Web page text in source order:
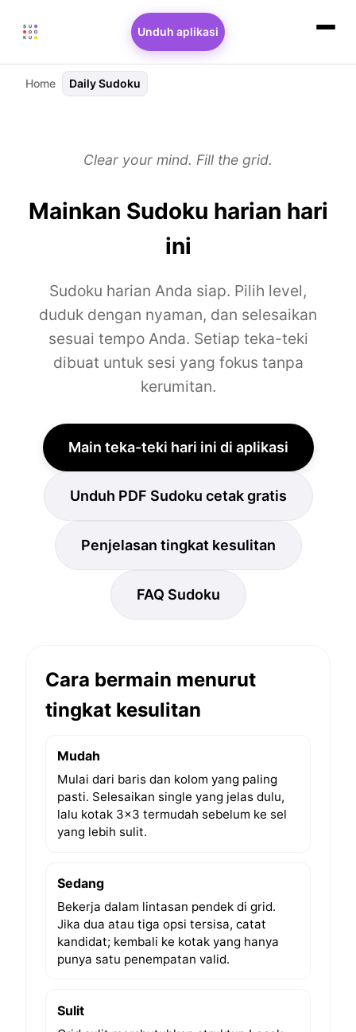
Unduh aplikasi
Home Daily Sudoku
Clear your mind. Fill the grid.
Mainkan Sudoku harian hari
ini
Sudoku harian Anda siap. Pilih level,
duduk dengan nyaman, dan selesaikan
sesuai tempo Anda. Setiap teka-teki
dibuat untuk sesi yang fokus tanpa
kerumitan.
Main teka-teki hari ini di aplikasi
Unduh PDF Sudoku cetak gratis
Penjelasan tingkat kesulitan
FAQ Sudoku
Cara bermain menurut
tingkat kesulitan
Mudah
Mulai dari baris dan kolom yang paling
pasti. Selesaikan single yang jelas dulu,
lalu kotak 3×3 termudah sebelum ke sel
yang lebih sulit.
Sedang
Bekerja dalam lintasan pendek di grid.
Jika dua atau tiga opsi tersisa, catat
kandidat; kembali ke kotak yang hanya
punya satu penempatan valid.
Sulit